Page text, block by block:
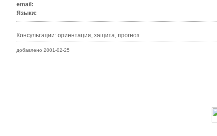
email:
Языки:
Консультации: ориентация, защита, прогноз.
добавлено 2001-02-25